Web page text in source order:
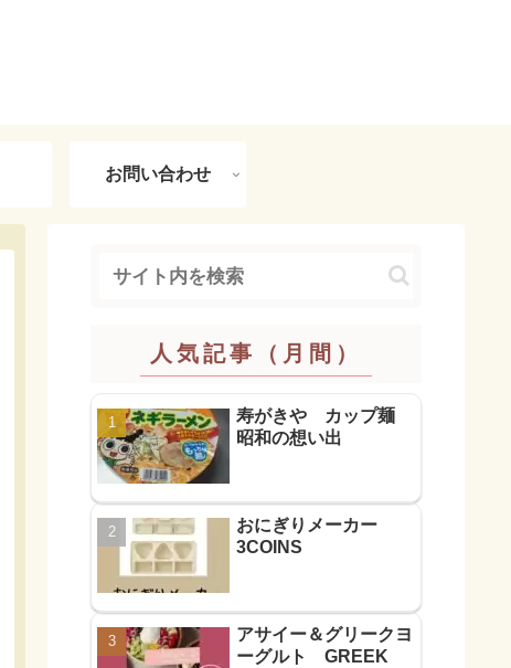
お問い合わせ
人気記事（月間）
寿がきや カップ麺
昭和の想い出
おにぎりメーカー
3COINS
アサイー＆グリークヨ
ーグルト GREEK